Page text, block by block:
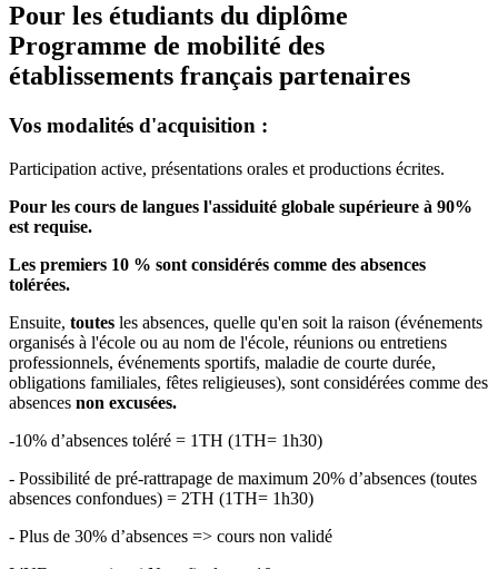
Pour les étudiants du diplôme
Programme de mobilité des
établissements français partenaires
Vos modalités d'acquisition :
Participation active, présentations orales et productions écrites.
Pour les cours de langues l'assiduité globale supérieure à 90%
est requise.
Les premiers 10 % sont considérés comme des absences
tolérées.
Ensuite, toutes les absences, quelle qu'en soit la raison (événements
organisés à l'école ou au nom de l'école, réunions ou entretiens
professionnels, événements sportifs, maladie de courte durée,
obligations familiales, fêtes religieuses), sont considérées comme des
absences non excusées.
-10% d’absences toléré = 1TH (1TH= 1h30)
- Possibilité de pré-rattrapage de maximum 20% d’absences (toutes
absences confondues) = 2TH (1TH= 1h30)
- Plus de 30% d’absences => cours non validé